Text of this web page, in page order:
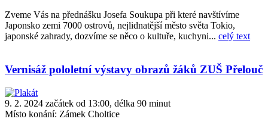
Zveme Vás na přednášku Josefa Soukupa při které navštívíme
Japonsko zemi 7000 ostrovů, nejlidnatější město světa Tokio,
japonské zahrady, dozvíme se něco o kultuře, kuchyni... celý text
Vernisáž pololetní výstavy obrazů žáků ZUŠ Přelouč
9. 2. 2024 začátek od 13:00, délka 90 minut
Místo konání: Zámek Choltice